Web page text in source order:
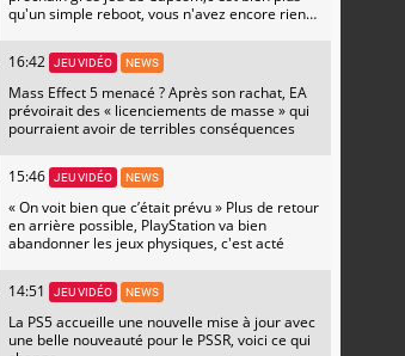
qu'un simple reboot, vous n'avez encore rien
16:42
JEU VIDÉO NEWS
Mass Effect 5 menacé ? Après son rachat, EA
prévoirait des « licenciements de masse » qui
pourraient avoir de terribles conséquences
15:46 JEU VIDÉO NEWS
« On voit bien que c’était prévu » Plus de retour
en arrière possible, PlayStation va bien
abandonner les jeux physiques, c'est acté
14:51 JEU VIDÉO NEWS
La PS5 accueille une nouvelle mise à jour avec
une belle nouveauté pour le PSSR, voici ce qui